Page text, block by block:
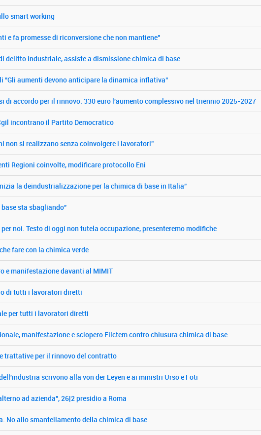
smart working
e fa promesse di riconversione che non mantiene"
delitto industriale, assiste a dismissione chimica di base
aumenti devono anticipare la dinamica inflativa"
di accordo per il rinnovo. 330 euro l'aumento complessivo nel triennio 2025-2027
incontrano il Partito Democratico
non si realizzano senza coinvolgere i lavoratori”
Regioni coinvolte, modificare protocollo Eni
la deindustrializzazione per la chimica di base in Italia"
sta sbagliando"
noi. Testo di oggi non tutela occupazione, presenteremo modifiche
fare con la chimica verde
e manifestazione davanti al MIMIT
di tutti i lavoratori diretti
per tutti i lavoratori diretti
manifestazione e sciopero Filctem contro chiusura chimica di base
trattative per il rinnovo del contratto
scrivono alla von der Leyen e ai ministri Urso e Foti
ad azienda", 26|2 presidio a Roma
No allo smantellamento della chimica di base